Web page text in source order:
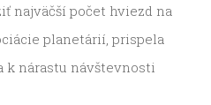
najväčší počet hviezd na
planetárií, prispela
k nárastu návštevnosti